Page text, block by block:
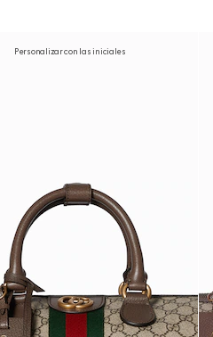
Personalizar con las iniciales